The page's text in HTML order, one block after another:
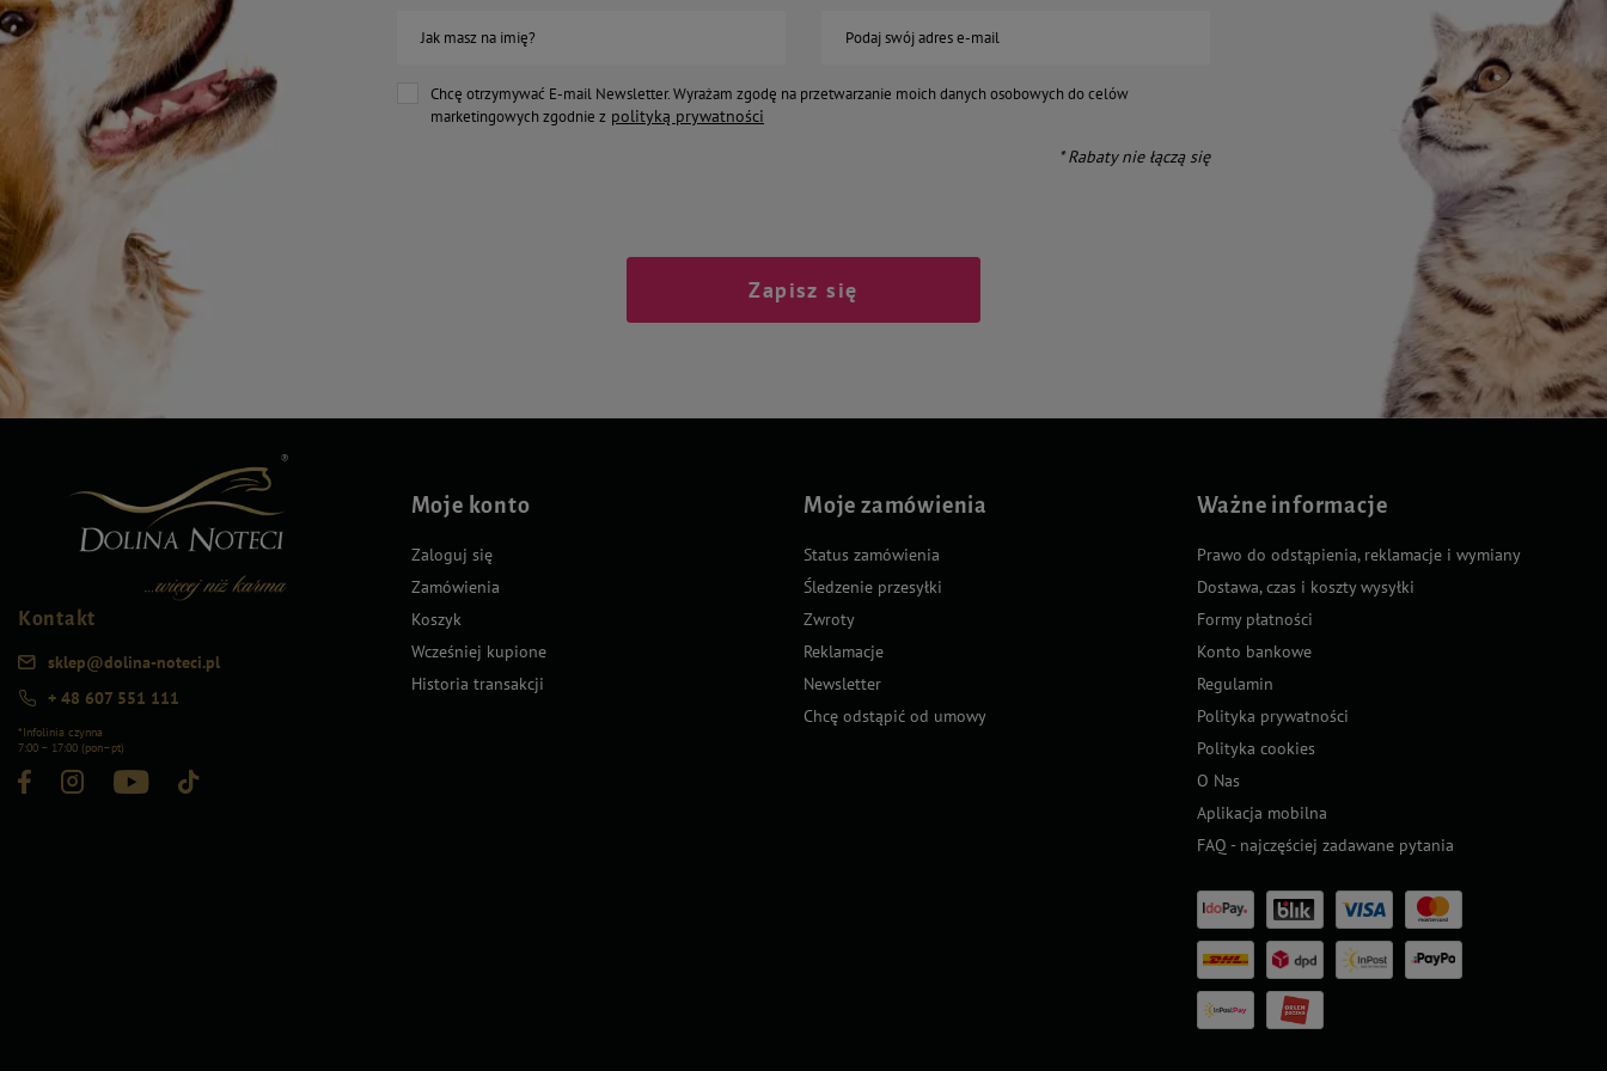
Jak masz na imię? Podaj swój adres e-mail
Chcę otrzymywać E-mail Newsletter. Wyrażam zgodę na przetwarzanie moich danych osobowych do celów
marketingowych zgodnie z polityką prywatności
* Rabaty nie łączą się
Zapisz się
Kontakt
sklep@dolina-noteci.pl
+ 48 607 551 111
*Infolinia czynna
7:00 – 17:00 (pon–pt)
Moje konto
Zaloguj się
Zamówienia
Koszyk
Wcześniej kupione
Historia transakcji
Moje zamówienia
Status zamówienia
Śledzenie przesyłki
Zwroty
Reklamacje
Newsletter
Chcę odstąpić od umowy
Ważne informacje
Prawo do odstąpienia, reklamacje i wymiany
Dostawa, czas i koszty wysyłki
Formy płatności
Konto bankowe
Regulamin
Polityka prywatności
Polityka cookies
O Nas
Aplikacja mobilna
FAQ - najczęściej zadawane pytania